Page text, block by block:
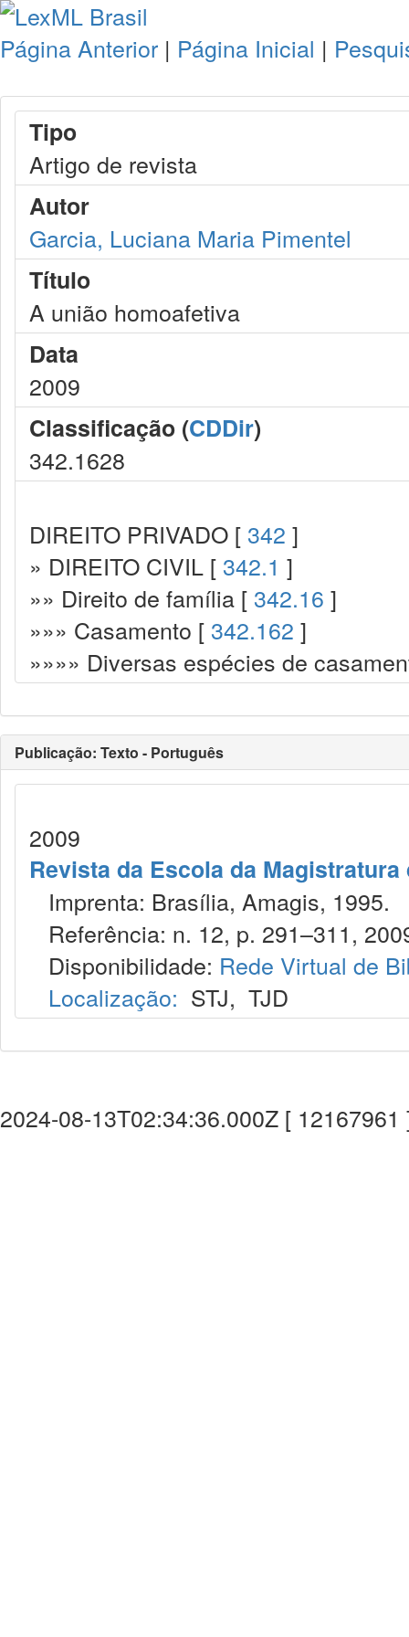
Página Anterior | Página Inicial |
Tipo
Artigo de revista
Autor
Garcia, Luciana Maria Pimentel
Título
A união homoafetiva
Data
2009
Classificação (CDDir)
342.1628
DIREITO PRIVADO [ 342 ]
» DIREITO CIVIL [ 342.1 ]
»» Direito de família [ 342.16 ]
»»» Casamento [ 342.162 ]
»»»» Diversas espécies de
Publicação: Texto - Português
2009
Revista da Escola da
Imprenta: Brasília, Amagis, 1995.
Referência: n. 12, p. 291–311,
Disponibilidade: Rede Virtual de
Localização: STJ, TJD
2024-08-13T02:34:36.000Z [ 12167961